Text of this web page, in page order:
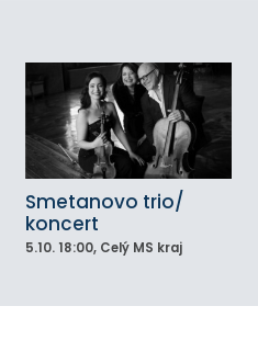
Smetanovo trio/
koncert
5.10. 18:00, Celý MS kraj